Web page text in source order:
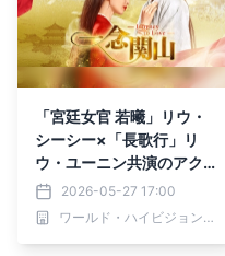
「宮廷女官 若曦」リウ・
シーシー×「長歌行」リ
ウ・ユーニン共演のアクシ
ョン・ロマンス時代劇 中
国ドラマ「一念関山－Jou
rney to Love－」 ６月１
2026-05-27 17:00
ワールド・ハイビジョン・チャンネル株式会社